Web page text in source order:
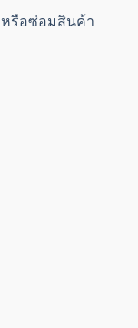
หรือซ่อมสินค้า